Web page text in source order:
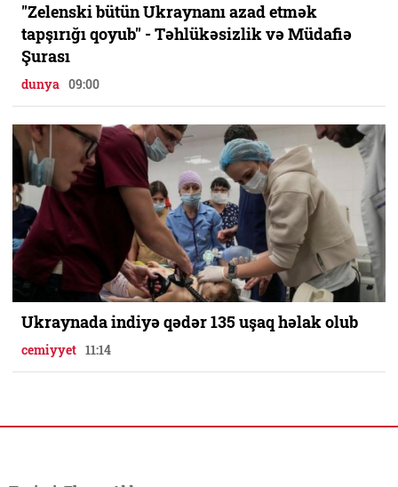
"Zelenski bütün Ukraynanı azad etmək
tapşırığı qoyub" - Təhlükəsizlik və Müdafiə
Şurası
dunya 09:00
Ukraynada indiyə qədər 135 uşaq həlak olub
cemiyyet 11:14